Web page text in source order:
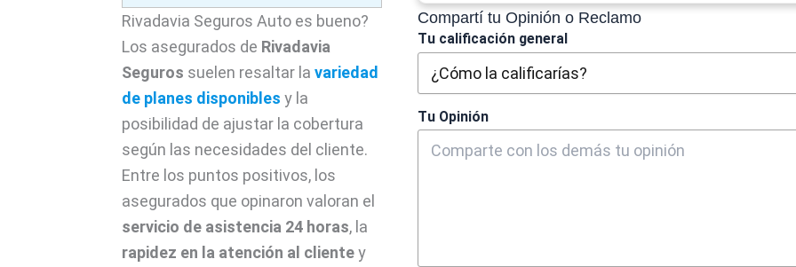
Rivadavia Seguros Auto es bueno?
Los asegurados de Rivadavia
Seguros suelen resaltar la variedad
de planes disponibles y la
posibilidad de ajustar la cobertura
según las necesidades del cliente.
Entre los puntos positivos, los
asegurados que opinaron valoran el
servicio de asistencia 24 horas, la
rapidez en la atención al clientey
Compartí tu Opinión o Reclamo
Tu calificación general
Tu Opinión